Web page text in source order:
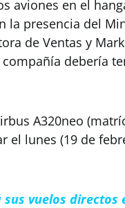
aviones en el
la presencia del
de Ventas y
debería
A320neo
el lunes (19 de
sus vuelos